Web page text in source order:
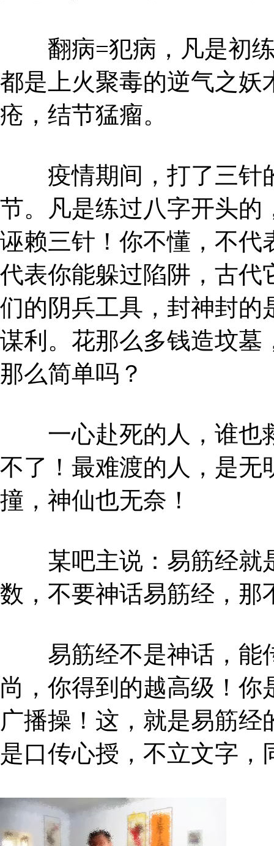
翻病=犯病，凡是初练
都是上火聚毒的逆气之妖
疮，结节猛瘤。
疫情期间，打了三针
节。凡是练过八字开头的
诬赖三针！你不懂，不代
代表你能躲过陷阱，古代
们的阴兵工具，封神封的
谋利。花那么多钱造坟墓
那么简单吗？
一心赴死的人，谁也
不了！最难渡的人，是无
撞，神仙也无奈！
某吧主说：易筋经就
数，不要神话易筋经，那
易筋经不是神话，能
尚，你得到的越高级！
广播操！这，就是易筋
是口传心授，不立文字